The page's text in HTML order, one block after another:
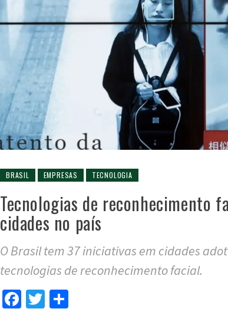
BRASIL EMPRESAS TECNOLOGIA
Tecnologias de reconhecimento
cidades no país
O Brasil tem 37 iniciativas em cidades
tecnologias de reconhecimento facial.
Facebook
Twitter